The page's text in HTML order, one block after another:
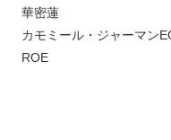
華密蓮
カモミール・ジャーマン
ROE